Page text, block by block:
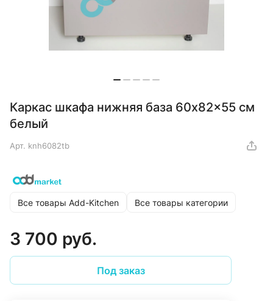
Каркас шкафа нижняя база 60x82x55 см
белый
Арт. knh6082tb
Все товары Add-Kitchen Все товары категории
3 700 руб.
Под заказ